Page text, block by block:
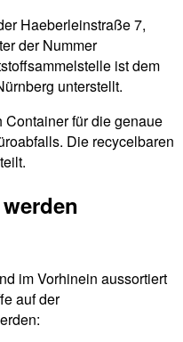
Haeberleinstraße 7,
der Nummer
ist dem
unterstellt.
Container für die genaue
Die recycelbaren
im Vorhinein aussortiert
auf der